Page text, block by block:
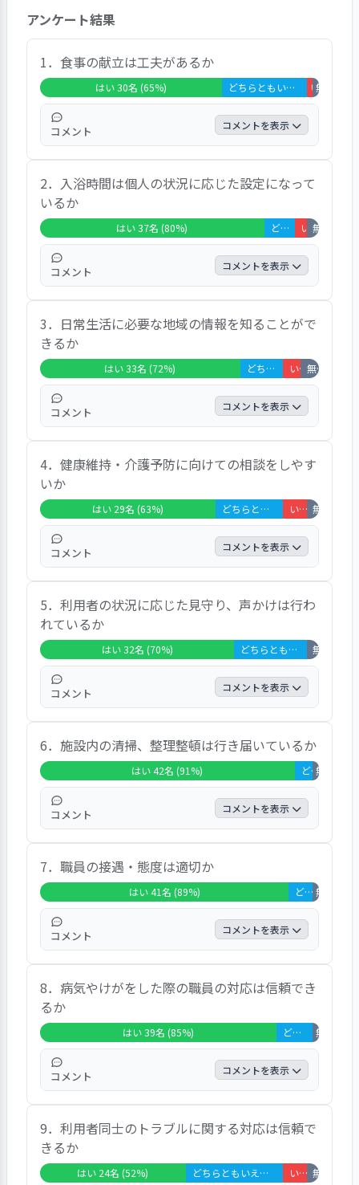
「満足」が54％となっており、満足と答えた人が
74％を占めている。
設問の中で、「はい」の比率が高かった上位は、
次の項目であった。
問6、あなたは、施設内の生活スペースは清潔で
整理された空間になっていると思いますか、の問
いは91％が「はい」と答えている。
問7、あなたは、職員の言葉遣いや態度、服装な
どは適切だと思いますか、の問いは89％が「は
い」と答えている。
問8、あなたがけがをしたり、体調が悪くなった
ときの、職員の対応は信頼できますか、問11、あ
なたのプライバシー(他の人に見られたくない、
聞かれたくない、知られたくないと思うこと)を
職員は守ってくれていると思いますか、の問いは
アンケート結果
1．食事の献立は工夫があるか
はい 30名 (65%) どちらともいえない 14名 (30%) いいえ 1
無回答・
コメント コメントを表示
美味しい、味付けはまあまあ。完食してい
る。 満足しています。十分です。残しませ
ん。行事食は美味しい。 美味しいけど、(自
分の)好き嫌いが多い。量と味付けは良い。
おかゆなども選べる バラエティに富んでい
る。飽きません。完食です。量も丁度良い。
毎日朝昼夕と非常に満足しております、など
の意見が多かった。
2．入浴時間は個人の状況に応じた設定になって
いるか
はい 37名 (80%) どちらともいえない 5名 (11%) いいえ 2名
無回答・
コメント コメントを表示
３時に入っている。丁度良い。 デイサービ
ス後に入浴している。 ８時に入っている。
このままで良い。 毎日の入浴が楽しみ。 人
が重ならない時間に入っています、と満足度
が高い声が寄せられた。
3．日常生活に必要な地域の情報を知ることがで
きるか
はい 33名 (72%) どちらともいえない 7名 (15%) いいえ 3名 (7%) 無回答・非該当 3名 (7%)
コメント コメントを表示
職員の人から聞くし、近所で見聞きすること
もある。 掲示板や予定表を見ている。 放送
がある。掲示板を見ている。読書会とか歌の
会に参加している。 職員が何でも親切に教
えてくれる。 館内のお知らせがある。食堂
にも掲示されている、との意見があった。
4．健康維持・介護予防に向けての相談をしやす
いか
はい 29名 (63%) どちらともいえない 11名 (24%) いいえ 4名 (9%) 無回答・
コメント コメントを表示
話しやすい。困った時は遠慮なくと言われ
る。 気兼ねなく言えている。病気になるこ
ともなく、過ごせている。 看護師さんがよ
く来てくれて、バイタルチェックをしてくれ
る。 職員が訪問して、薬などをチェックし
てくれる。 大変相談しやすいです、との声
があった。
5．利用者の状況に応じた見守り、声かけは行わ
れているか
はい 32名 (70%) どちらともいえない 12名 (26%) 無回答・
コメント コメントを表示
大いにある。よく気に掛けて声掛けしてくだ
さる。 よく声を掛けてくれる。「変わりは
ないですか」と聞いてくれる。 挨拶くらい
かと思う。 とても親身になってすぐに対応し
てくれます。ありがたく思っております。 全
てにとは無理ですが、対応は優しいです、と
の意見があった。
6．施設内の清掃、整理整頓は行き届いているか
はい 42名 (91%) どちらともいえない 3名 (7%)無回答・
コメント コメントを表示
綺麗にしている。 お風呂も広いし、掃除が
行き届いている。 汚れてはいない。 とても
清潔で気持ちが良いです、と高い評価となっ
ている。
7．職員の接遇・態度は適切か
はい 41名 (89%) どちらともいえない 4名 (9%) 無回答・
コメント コメントを表示
普通、きちんとやっている。 話しはしやす
い。優しいです。 問題はない、フランクに話
せる。 最高、職員全員素晴らしい。 話しや
すい、みんな良い人、男性も親切です、との
意見があった。
8．病気やけがをした際の職員の対応は信頼でき
るか
はい 39名 (85%) どちらともいえない 6名 (13%) 無回答・
コメント コメントを表示
今年２月に来た。信頼できると思います。 風
邪をひいた時によく診てくれた。 コロナの
際に、親切に対応してくれた。 看護師がい
るので心強い。 大変気遣いをしてくれ、有
9．利用者同士のトラブルに関する対応は信頼で
きるか
はい 24名 (52%) どちらともいえない 16名 (35%) いいえ 4名 (9%) 無回答・